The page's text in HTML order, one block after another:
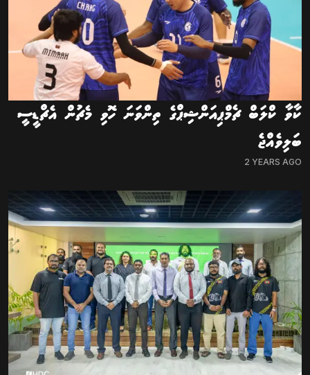
ކާވާ ކްލަބް ޗެމްޕިއަންޝިޕްގެ ތިންވަނަ ހޮވި މެޗުން އެޗްޑީސީ
ބަލިވެއްޖެ
2 YEARS AGO